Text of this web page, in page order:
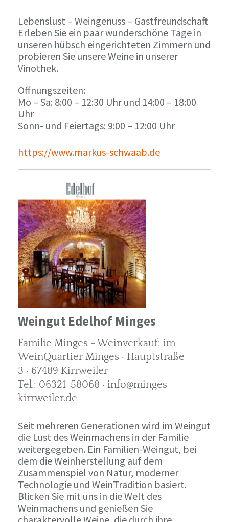
Lebenslust – Weingenuss – Gastfreundschaft
Erleben Sie ein paar wunderschöne Tage in
unseren hübsch eingerichteten Zimmern und
probieren Sie unsere Weine in unserer
Vinothek.
Öffnungszeiten:
Mo – Sa: 8:00 – 12:30 Uhr und 14:00 – 18:00
Uhr
Sonn- und Feiertags: 9:00 – 12:00 Uhr
https://www.markus-schwaab.de
Weingut Edelhof Minges
Familie Minges - Weinverkauf: im
WeinQuartier Minges · Hauptstraße
3 · 67489 Kirrweiler
Tel.: 06321-58068 · info@minges-
kirrweiler.de
Seit mehreren Generationen wird im Weingut
die Lust des Weinmachens in der Familie
weitergegeben. Ein Familien-Weingut, bei
dem die Weinherstellung auf dem
Zusammenspiel von Natur, moderner
Technologie und WeinTradition basiert.
Blicken Sie mit uns in die Welt des
Weinmachens und genießen Sie